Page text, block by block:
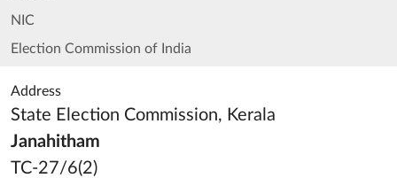
NIC
Election Commission of India
Address
State Election Commission, Kerala
Janahitham
TC-27/6(2)